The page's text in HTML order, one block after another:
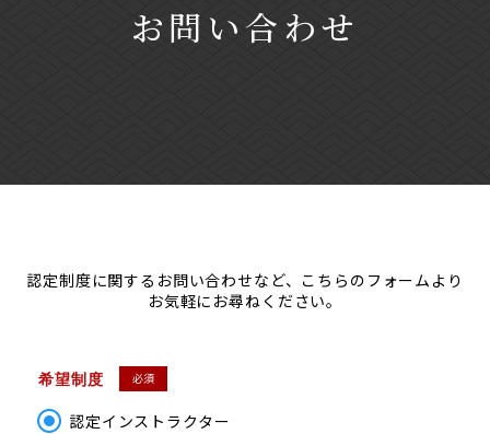
お問い合わせ
認定制度に関するお問い合わせなど、こちらのフォームより
お気軽にお尋ねください。
希望制度 必須
認定インストラクター